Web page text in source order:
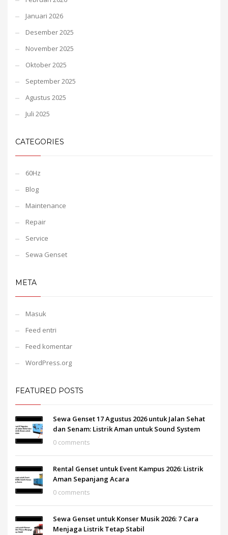
Januari 2026
Desember 2025
November 2025
Oktober 2025
September 2025
Agustus 2025
Juli 2025
CATEGORIES
60Hz
Blog
Maintenance
Repair
Service
Sewa Genset
META
Masuk
Feed entri
Feed komentar
WordPress.org
FEATURED POSTS
Sewa Genset 17 Agustus 2026 untuk Jalan Sehat
dan Senam: Listrik Aman untuk Sound System
0 comments
Rental Genset untuk Event Kampus 2026: Listrik
Aman Sepanjang Acara
0 comments
Sewa Genset untuk Konser Musik 2026: 7 Cara
Menjaga Listrik Tetap Stabil